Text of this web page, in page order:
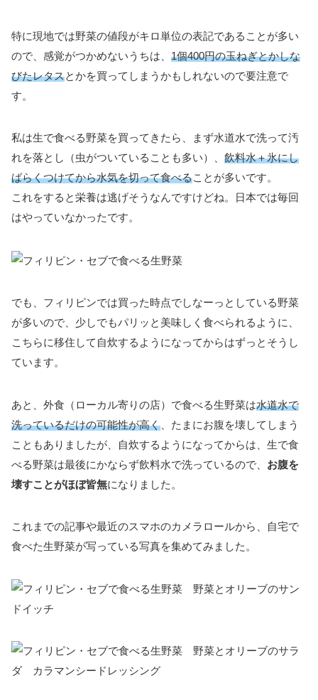
特に現地では野菜の値段がキロ単位の表記であることが多い
ので、感覚がつかめないうちは、 1個400円の玉ねぎとかしな
びたレタスとかを買ってしまうかもしれないので要注意で
す。
私は生で食べる野菜を買ってきたら、まず水道水で洗って汚
れを落とし（虫がついていることも多い）、 飲料水＋氷にし
ばらくつけてから水気を切って食べることが多いです。
これをすると栄養は逃げそうなんですけどね。日本では毎回
はやっていなかったです。
でも、フィリピンでは買った時点でしなーっとしている野菜
が多いので、少しでもパリッと美味しく食べられるように、
こちらに移住して自炊するようになってからはずっとそうし
ています。
あと、外食（ローカル寄りの店）で食べる生野菜は水道水で
洗っているだけの可能性が高く 、たまにお腹を壊してしまう
こともありましたが、自炊するようになってからは、生で食
べる野菜は最後にかならず飲料水で洗っているので、 お腹を
壊すことがほぼ皆無になりました。
これまでの記事や最近のスマホのカメラロールから、自宅で
食べた生野菜が写っている写真を集めてみました。